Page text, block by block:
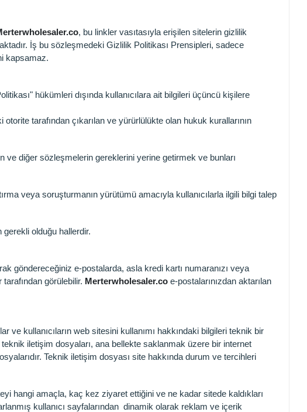
, bu linkler vasıtasıyla erişilen sitelerin gizlilik
İş bu sözleşmedeki Gizlilik Politikası Prensipleri, sadece
kapsamaz.
hükümleri dışında kullanıcılara ait bilgileri üçüncü kişilere
tarafından çıkarılan ve yürürlülükte olan hukuk kurallarının
ve diğer sözleşmelerin gereklerini yerine getirmek ve bunları
veya soruşturmanın yürütümü amacıyla kullanıcılarla ilgili bilgi talep
gerekli olduğu hallerdir.
göndereceğiniz e-postalarda, asla kredi kartı numaranızı veya
görülebilir. Merterwholesaler.co e-postalarınızdan aktarılan
ve kullanıcıların web sitesini kullanımı hakkındaki bilgileri teknik bir
iletişim dosyaları, ana bellekte saklanmak üzere bir internet
Teknik iletişim dosyası site hakkında durum ve tercihleri
hangi amaçla, kaç kez ziyaret ettiğini ve ne kadar sitede kaldıkları
kullanıcı sayfalarından dinamik olarak reklam ve içerik